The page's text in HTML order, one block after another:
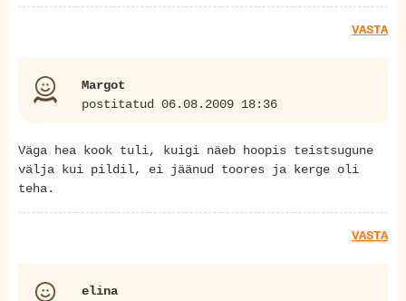
VASTA
Margot
postitatud 06.08.2009 18:36
Väga hea kook tuli, kuigi näeb hoopis teistsugune
välja kui pildil, ei jäänud toores ja kerge oli
teha.
VASTA
elina